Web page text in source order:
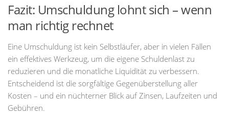
Fazit: Umschuldung lohnt sich – wenn
man richtig rechnet
Eine Umschuldung ist kein Selbstläufer, aber in vielen Fällen
ein effektives Werkzeug, um die eigene Schuldenlast zu
reduzieren und die monatliche Liquidität zu verbessern.
Entscheidend ist die sorgfältige Gegenüberstellung aller
Kosten – und ein nüchterner Blick auf Zinsen, Laufzeiten und
Gebühren.